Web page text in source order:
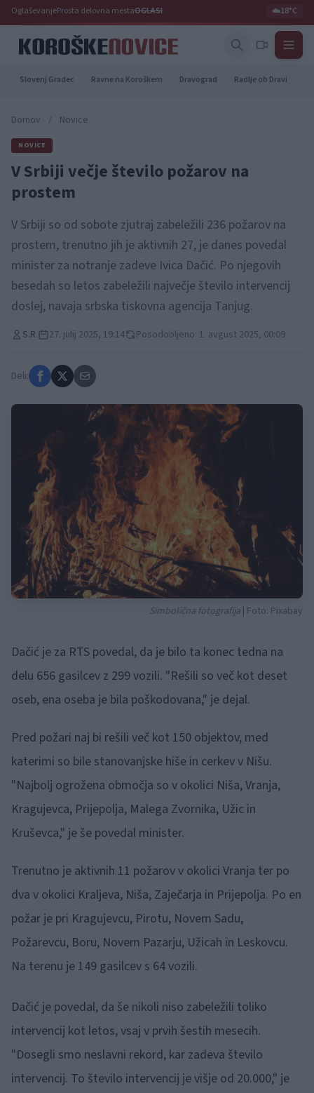
OglaševanjeProsta delovna mestaOGLASI ☁️18°C
Slovenj Gradec Ravne na Koroškem Dravograd Radlje ob Dravi
Domov / Novice
NOVICE
V Srbiji večje število požarov na
prostem
V Srbiji so od sobote zjutraj zabeležili 236 požarov na
prostem, trenutno jih je aktivnih 27, je danes povedal
minister za notranje zadeve Ivica Dačić. Po njegovih
besedah so letos zabeležili največje število intervencij
doslej, navaja srbska tiskovna agencija Tanjug.
S.R. 27. julij 2025, 19:14 Posodobljeno: 1. avgust 2025, 00:09
Deli:
Simbolična fotografija | Foto: Pixabay
Dačić je za RTS povedal, da je bilo ta konec tedna na
delu 656 gasilcev z 299 vozili. "Rešili so več kot deset
oseb, ena oseba je bila poškodovana," je dejal.
Pred požari naj bi rešili več kot 150 objektov, med
katerimi so bile stanovanjske hiše in cerkev v Nišu.
"Najbolj ogrožena območja so v okolici Niša, Vranja,
Kragujevca, Prijepolja, Malega Zvornika, Užic in
Kruševca," je še povedal minister.
Trenutno je aktivnih 11 požarov v okolici Vranja ter po
dva v okolici Kraljeva, Niša, Zaječarja in Prijepolja. Po en
požar je pri Kragujevcu, Pirotu, Novem Sadu,
Požarevcu, Boru, Novem Pazarju, Užicah in Leskovcu.
Na terenu je 149 gasilcev s 64 vozili.
Dačić je povedal, da še nikoli niso zabeležili toliko
intervencij kot letos, vsaj v prvih šestih mesecih.
"Dosegli smo neslavni rekord, kar zadeva število
intervencij. To število intervencij je višje od 20.000," je